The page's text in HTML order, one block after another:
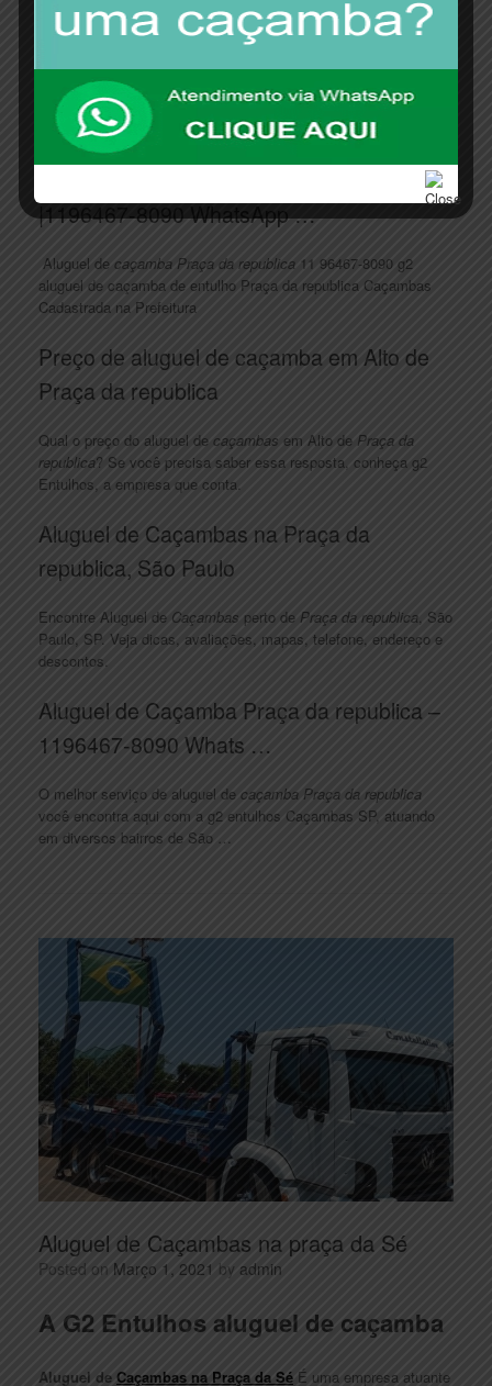
Praça da republica | Multilix …
A g2 entulhos está situada no município de Guarulhos-SP. Além
de aluguel decaçambasestacionárias emPraça da republica
efetuamos locações a clientes nas principais …
|1196467-8090 WhatsApp …
Aluguel de caçamba Praça da republica 11 96467-8090 g2
aluguel de caçamba de entulho Praça da republica Caçambas
Cadastrada na Prefeitura
Preço de aluguel de caçamba em Alto de
Praça da republica
Qual o preço do aluguel de caçambas em Alto de Praça da
republica? Se você precisa saber essa resposta, conheça g2
Entulhos, a empresa que conta.
Aluguel de Caçambas na Praça da
republica, São Paulo
Encontre Aluguel de Caçambas perto de Praça da republica, São
Paulo, SP. Veja dicas, avaliações, mapas, telefone, endereço e
descontos.
Aluguel de Caçamba Praça da republica –
1196467-8090 Whats …
O melhor serviço de aluguel de caçamba Praça da republica
você encontra aqui com a g2 entulhos Caçambas SP, atuando
em diversos bairros de São …
Aluguel de Caçambas na praça da Sé
Posted on Março 1, 2021 by admin
A G2 Entulhos aluguel de caçamba
Aluguel de Caçambas na Praça da Sé É uma empresa atuante